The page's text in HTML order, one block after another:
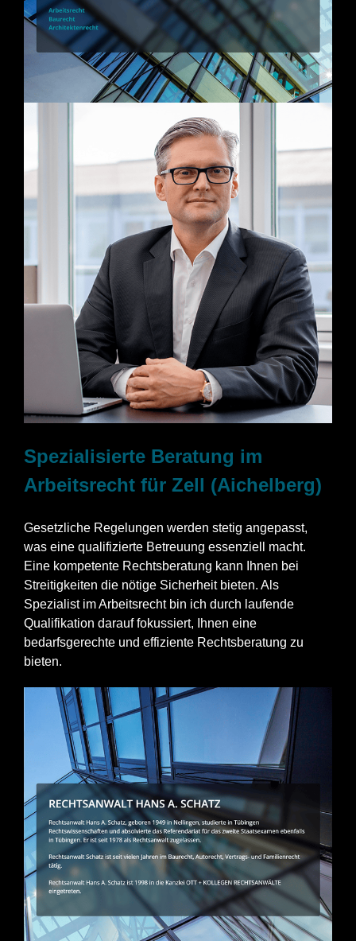
Spezialisierte Beratung im
Arbeitsrecht für Zell (Aichelberg)
Gesetzliche Regelungen werden stetig angepasst,
was eine qualifizierte Betreuung essenziell macht.
Eine kompetente Rechtsberatung kann Ihnen bei
Streitigkeiten die nötige Sicherheit bieten. Als
Spezialist im Arbeitsrecht bin ich durch laufende
Qualifikation darauf fokussiert, Ihnen eine
bedarfsgerechte und effiziente Rechtsberatung zu
bieten.